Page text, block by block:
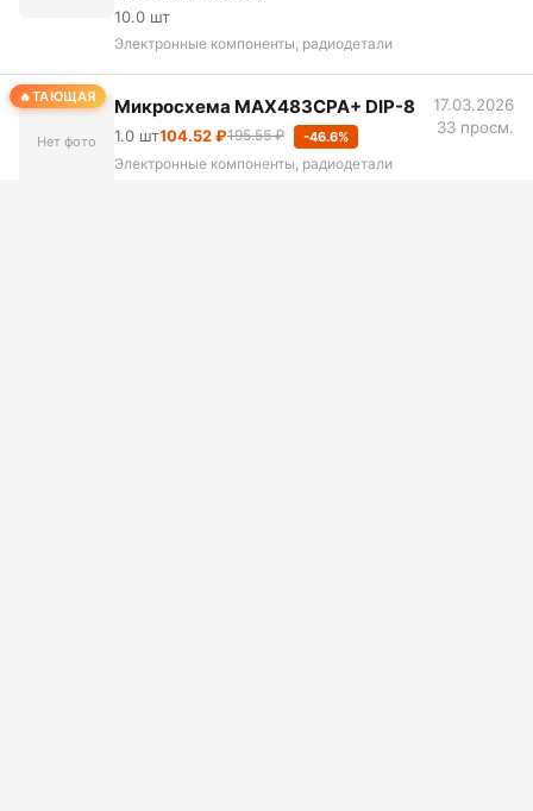
10.0 шт
Электронные компоненты, радиодетали
ТАЮЩАЯ
Нет фото
Микросхема MAX483CPA+ DIP-8
1.0 шт104.52 ₽195.55 ₽ -46.6%
Электронные компоненты, радиодетали
17.03.2026
33 просм.